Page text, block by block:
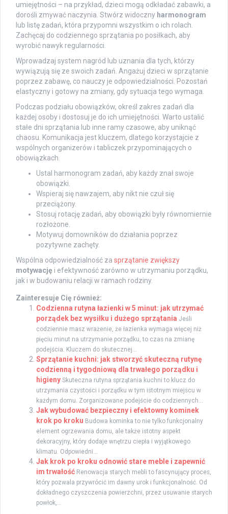
umiejętności – na przykład, dzieci mogą odkładać zabawki, a
dorośli zmywać naczynia. Stwórz widoczny harmonogram
lub listę zadań, która przypomni wszystkim o ich rolach.
Zachęcaj do codziennego sprzątania po posiłkach, aby
wyrobić nawyk regularności.
Wprowadzaj system nagród lub uznania dla tych, którzy
wywiązują się ze swoich zadań. Angażuj dzieci w sprzątanie
poprzez zabawę, co nauczy je odpowiedzialności. Pozostań
elastyczny i gotowy na zmiany, gdy sytuacja tego wymaga.
Podczas podziału obowiązków, określ zakres zadań dla
każdej osoby i dostosuj je do ich umiejętności. Warto ustalić
stałe dni sprzątania lub inne ramy czasowe, aby uniknąć
chaosu. Komunikacja jest kluczem, dlatego korzystajcie z
wspólnych organizerów i tabliczek przypominających o
obowiązkach.
Ustal harmonogram zadań, aby każdy znał swoje
obowiązki.
Wspieraj się nawzajem, aby nikt nie czuł się
przeciążony.
Stosuj rotację zadań, aby obowiązki były równomiernie
rozłożone.
Motywuj domowników do działania poprzez
pozytywne zachęty.
Wspólna odpowiedzialność za sprzątanie zwiększy
motywację i efektywność zarówno w utrzymaniu porządku,
jak i w budowaniu relacji w ramach rodziny.
Zainteresuje Cię również:
Codzienna rutyna łazienki w 5 minut: jak utrzymać
porządek bez wysiłku i dużego sprzątania Jeśli
codziennie masz wrażenie, że łazienka wymaga więcej niż
pięciu minut na utrzymanie porządku, to czas na zmianę
podejścia. Kluczem do skutecznej...
Sprzątanie kuchni: jak stworzyć skuteczną rutynę
codzienną i tygodniową dla trwałego porządku i
higieny Skuteczna rutyna sprzątania kuchni to klucz do
utrzymania czystości i porządku w tym istotnym miejscu w
każdym domu. Zorganizowane podejście do codziennych...
Jak wybudować bezpieczny i efektowny kominek
krok po kroku Budowa kominka to nie tylko funkcjonalny
element ogrzewania domu, ale także istotny aspekt
dekoracyjny, który dodaje wnętrzu ciepła i wyjątkowego
klimatu. Odpowiedni...
Jak krok po kroku odnowić stare meble i zapewnić
im trwałość Renowacja starych mebli to fascynujący proces,
który pozwala przywrócić im dawny urok i funkcjonalność. Od
dokładnego czyszczenia powierzchni, przez usuwanie starych
powłok,...